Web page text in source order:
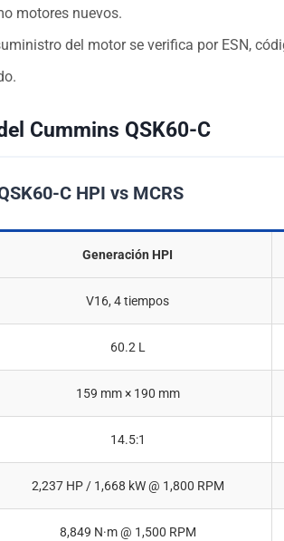
motores nuevos.
del motor se verifica por ESN,
Cummins QSK60-C
C HPI vs MCRS
Generación HPI
V16, 4 tiempos
60.2 L
159 mm × 190 mm
14.5:1
2,237 HP / 1,668 kW @ 1,800 RPM
8,849 N·m @ 1,500 RPM